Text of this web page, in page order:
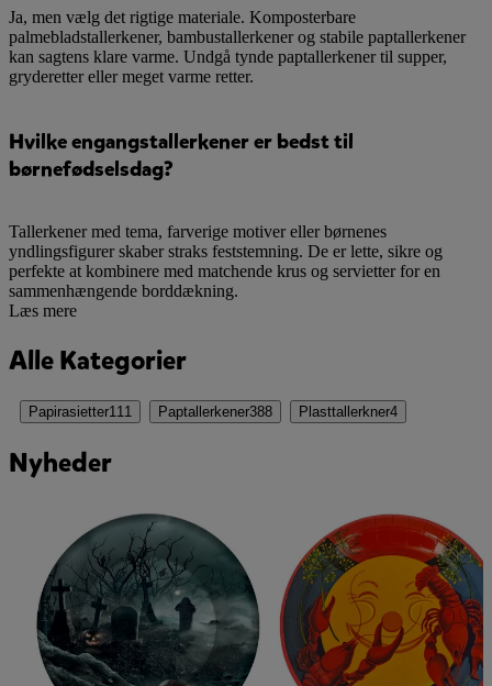
Ja, men vælg det rigtige materiale. Komposterbare
palmebladstallerkener, bambustallerkener og stabile paptallerkener
kan sagtens klare varme. Undgå tynde paptallerkener til supper,
gryderetter eller meget varme retter.
Hvilke engangstallerkener er bedst til
børnefødselsdag?
Tallerkener med tema, farverige motiver eller børnenes
yndlingsfigurer skaber straks feststemning. De er lette, sikre og
perfekte at kombinere med matchende krus og servietter for en
sammenhængende borddækning.
Læs mere
Alle Kategorier
Papirasietter111 Paptallerkener388 Plasttallerkner4
Nyheder